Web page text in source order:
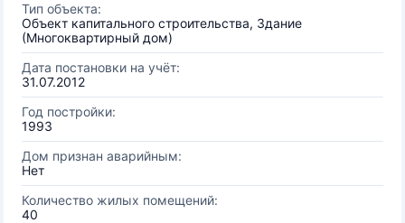
Тип объекта:
Объект капитального строительства, Здание
(Многоквартирный дом)
Дата постановки на учёт:
31.07.2012
Год постройки:
1993
Дом признан аварийным:
Нет
Количество жилых помещений:
40